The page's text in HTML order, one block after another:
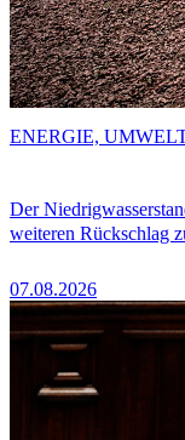
Der
weiteren Rückschlag
07.08.2026
ENERGIE,